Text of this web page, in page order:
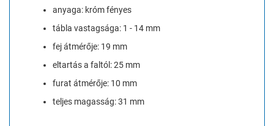
anyaga: króm fényes
tábla vastagsága: 1 - 14 mm
fej átmérője: 19 mm
eltartás a faltól: 25 mm
furat átmérője: 10 mm
teljes magasság: 31 mm